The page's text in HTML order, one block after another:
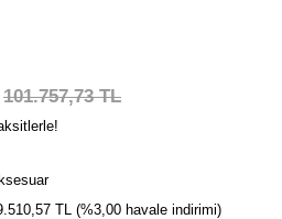
101.757,73 TL
TL (%3,00 havale indirimi)